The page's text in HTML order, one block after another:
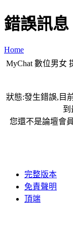
錯誤訊息
Home
MyChat 數位男女
狀態:發生錯誤,目
到
您還不是論壇會
完整版本
免責聲明
頂端